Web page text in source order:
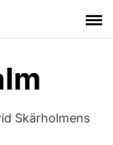
Skärholmens